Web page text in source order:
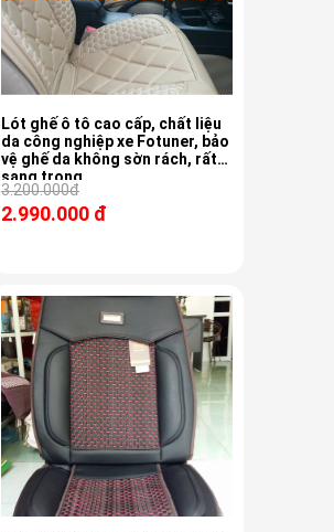
Lót ghế ô tô cao cấp, chất liệu
da công nghiệp xe Fotuner, bảo
vệ ghế da không sờn rách, rất
sang trọng
3.200.000đ
2.990.000 đ